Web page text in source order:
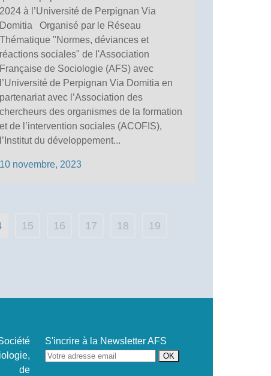
2024 à l’Université de Perpignan Via
Domitia Organisé par le Réseau
Thématique "Normes, déviances et
réactions sociales" de l'Association
Française de Sociologie (AFS) avec
l’Université de Perpignan Via Domitia en
partenariat avec l’Association des
chercheurs des organismes de la formation
et de l’intervention sociales (ACOFIS),
l’Institut du développement...
10 novembre, 2023
15 16 17 18 19
de
S'incrire à la Newsletter AFS